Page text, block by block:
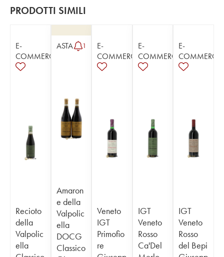
PRODOTTI SIMILI
E-
COMMERCE
Recioto
della
Valpolic
ella
ASTA 1
Amaron
e della
Valpolic
ella
DOCG
Classico
E-
COMMERCE
Veneto
IGT
Primofio
re
E-
COMMERCE
IGT
Veneto
Rosso
Ca'Del
E-
COMMERCE
IGT
Veneto
Rosso
del Bepi